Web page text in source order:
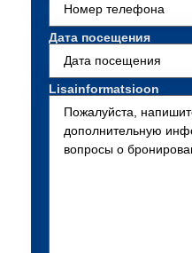
телефона(обязательно)
Дата посещения
Lisainformatsioon